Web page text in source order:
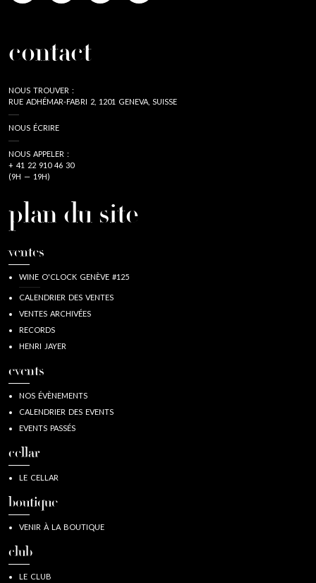
contact
NOUS TROUVER :
RUE ADHÉMAR-FABRI 2, 1201 GENEVA, SUISSE
NOUS ÉCRIRE
NOUS APPELER :
+ 41 22 910 46 30
(9H — 19H)
plan du site
ventes
WINE O'CLOCK GENÈVE #125
CALENDRIER DES VENTES
VENTES ARCHIVÉES
RECORDS
HENRI JAYER
events
NOS ÉVÈNEMENTS
CALENDRIER DES EVENTS
EVENTS PASSÉS
cellar
LE CELLAR
boutique
VENIR À LA BOUTIQUE
club
LE CLUB